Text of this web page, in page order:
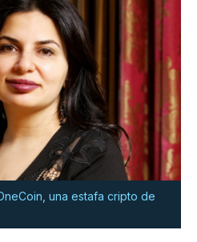
una estafa cripto de